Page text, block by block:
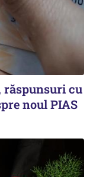
răspunsuri cu
noul PIAS